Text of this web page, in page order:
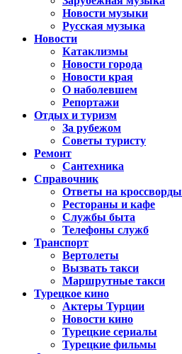
Новости музыки
Русская музыка
Новости
Катаклизмы
Новости города
Новости края
О наболевшем
Репортажи
Отдых и туризм
За рубежом
Советы туристу
Ремонт
Сантехника
Справочник
Ответы на кроссворды
Рестораны и кафе
Службы быта
Телефоны служб
Транспорт
Вертолеты
Вызвать такси
Маршрутные такси
Турецкое кино
Актеры Турции
Новости кино
Турецкие сериалы
Турецкие фильмы